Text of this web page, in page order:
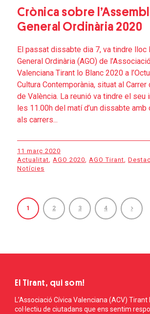
Crònica sobre
General Ordinària 2020
El passat dissabte dia 7, va tindre lloc
General Ordinària (AGO) de
Valenciana Tirant lo Blanc 2020 a
Cultura Contemporània, situat al Carrer
de València. La reunió va tindre el seu
les 11.00h del matí d’un dissabte amb
als carrers...
11 març 2020
Actualitat, AGO 2020, AGO Tirant,
Notícies
1 2 3 4
El Tirant, qui som!
L’Associació Cívica Valenciana (ACV)
col·lectiu de ciutadans que ens sentim